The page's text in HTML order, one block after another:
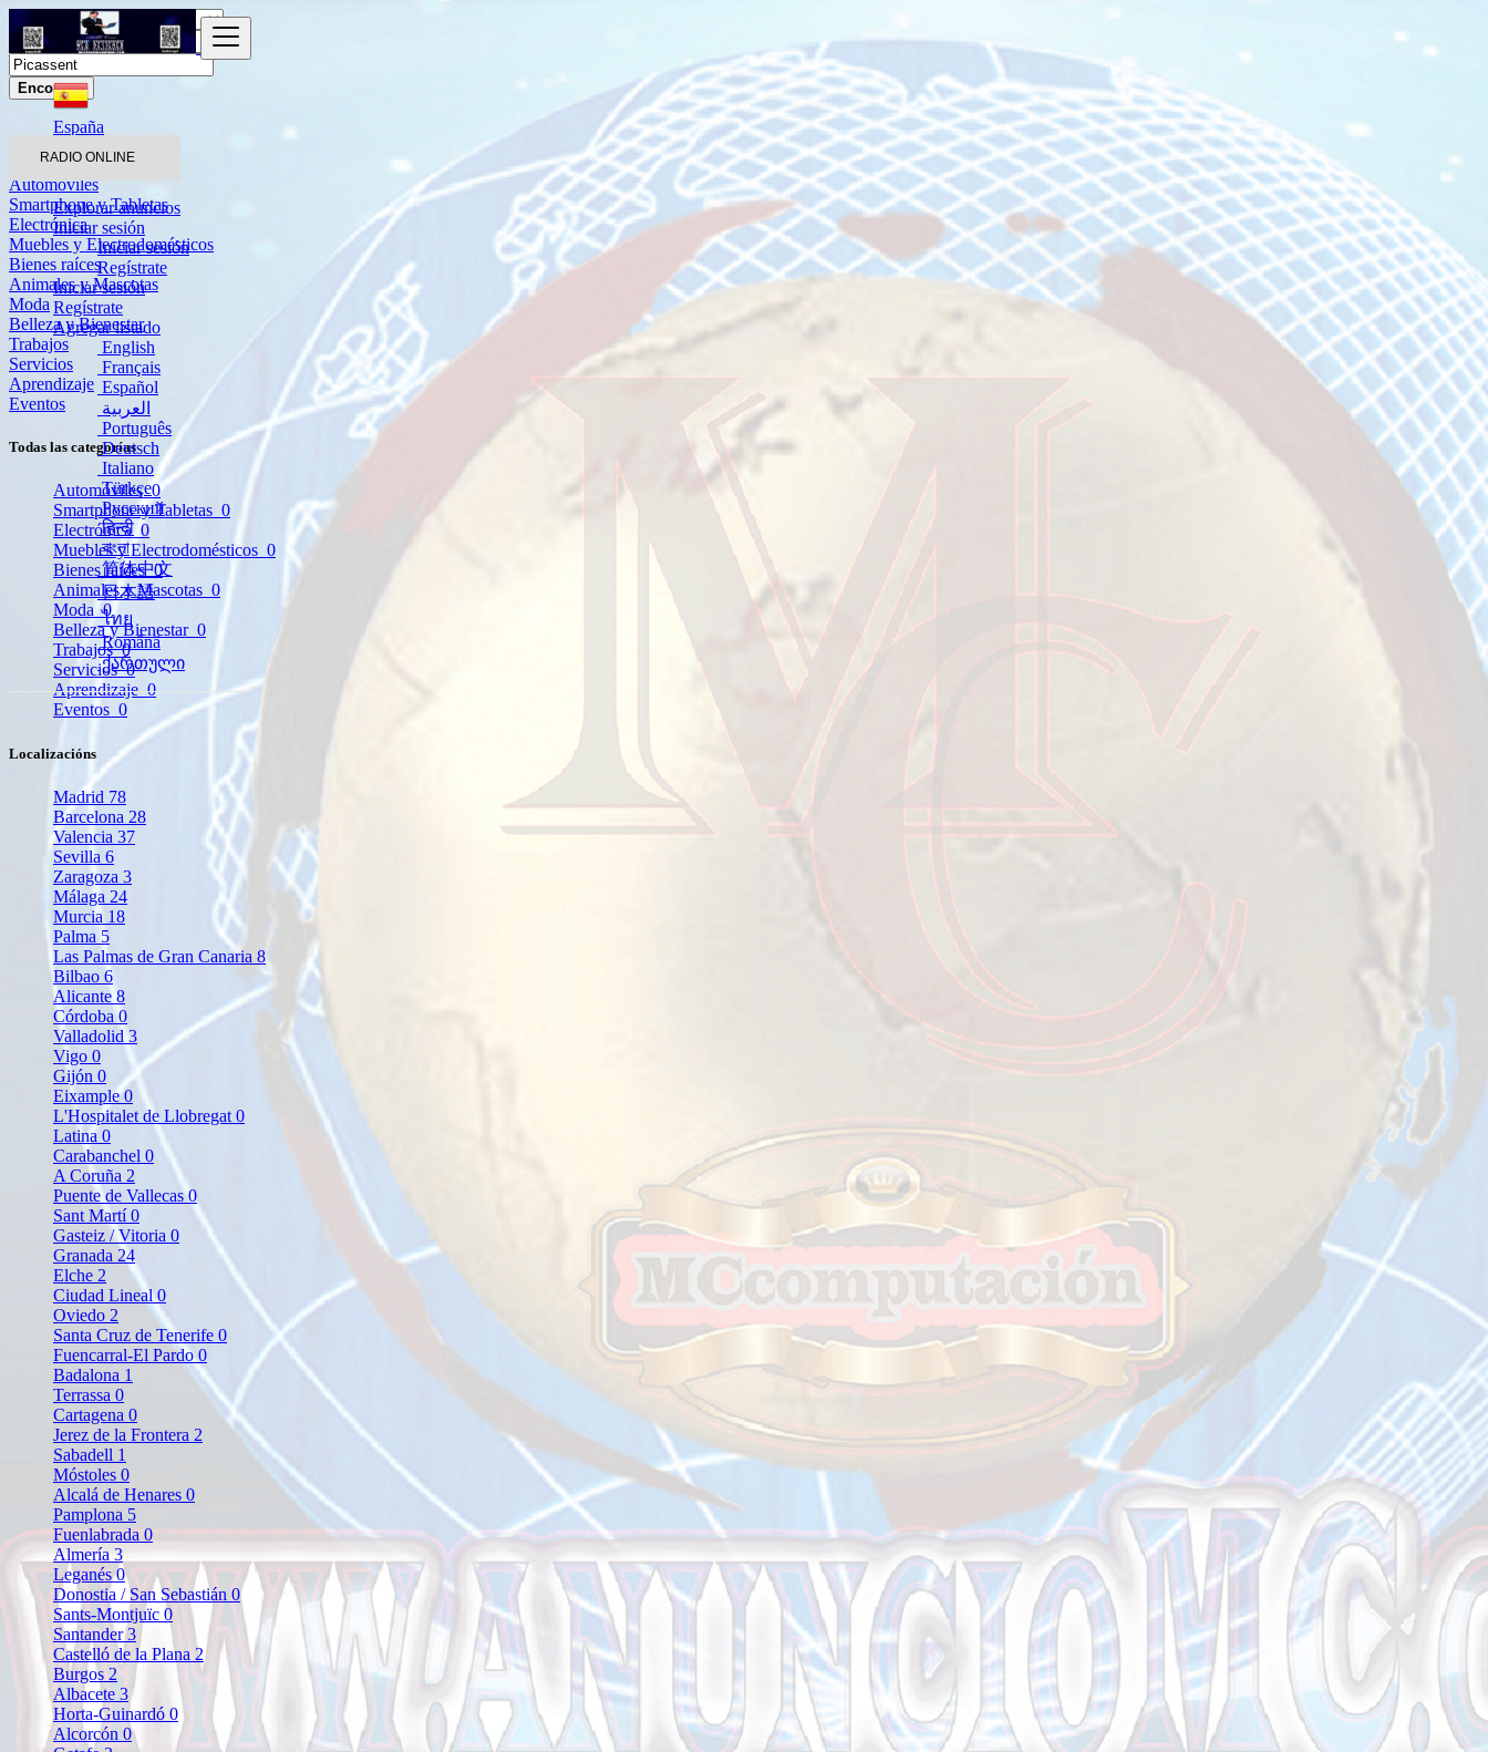
RADIO ONLINE
Explorar anuncios
Iniciar sesión
Iniciar sesión
Regístrate
Iniciar sesión
Regístrate
Agregar listado
English
Français
Español
العربية
Português
Deutsch
Italiano
Türkçe
Русский
हिन्दी
বাংলা
简体中文
日本語
ไทย
Română
ქართული
Encontrar
España
Automóviles
Smartphone y Tabletas
Electrónica
Muebles y Electrodomésticos
Bienes raíces
Animales y Mascotas
Moda
Belleza y Bienestar
Trabajos
Servicios
Aprendizaje
Eventos
Todas las categorías
Automóviles0
Smartphone y Tabletas 0
Electrónica 0
Muebles y Electrodomésticos 0
Bienes raíces0
Animales y Mascotas 0
Moda 0
Belleza y Bienestar 0
Trabajos0
Servicios0
Aprendizaje 0
Eventos 0
Localizacións
Madrid 78
Barcelona 28
Valencia 37
Sevilla 6
Zaragoza 3
Málaga 24
Murcia 18
Palma 5
Las Palmas de Gran Canaria 8
Bilbao 6
Alicante 8
Córdoba 0
Valladolid 3
Vigo 0
Gijón 0
Eixample0
L'Hospitalet de Llobregat 0
Latina 0
Carabanchel 0
A Coruña 2
Puente de Vallecas0
Sant Martí0
Gasteiz / Vitoria 0
Granada 24
Elche 2
Ciudad Lineal0
Oviedo 2
Santa Cruz de Tenerife 0
Fuencarral-El Pardo0
Badalona 1
Terrassa 0
Cartagena 0
Jerez de la Frontera 2
Sabadell 1
Móstoles 0
Alcalá de Henares 0
Pamplona 5
Fuenlabrada0
Almería 3
Leganés0
Donostia / San Sebastián 0
Sants-Montjuïc 0
Santander3
Castelló de la Plana2
Burgos 2
Albacete 3
Horta-Guinardó 0
Alcorcón 0